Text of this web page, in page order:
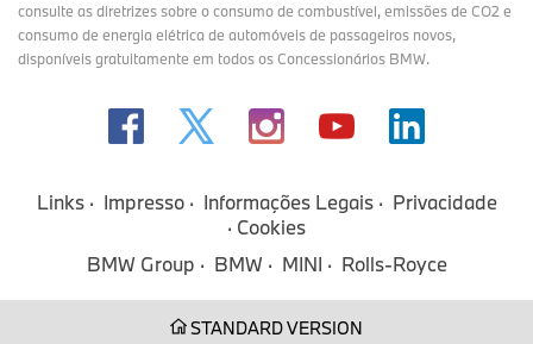
consulte as diretrizes sobre o consumo de combustível, emissões de CO2 e
consumo de energia elétrica de automóveis de passageiros novos,
disponíveis gratuitamente em todos os Concessionários BMW.
Links Impresso Informações Legais
Privacidade
Cookies
BMW Group
BMW MINI Rolls-Royce
STANDARD VERSION